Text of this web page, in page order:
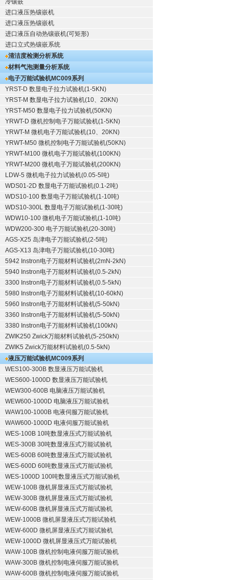
冷镶嵌
进口液压热镶嵌机
进口液压热镶嵌机
进口液压自动热镶嵌机(可矩形)
进口立式热镶嵌系统
清洁度检测分析系统
材料气泡测量分析系统
电子万能试验机MC009系列
YRST-D 数显电子拉力试验机(1-5KN)
YRST-M 数显电子拉力试验机(10、20KN)
YRST-M50 数显电子拉力试验机(50KN)
YRWT-D 微机控制电子万能试验机(1-5KN)
YRWT-M 微机电子万能试验机(10、20KN)
YRWT-M50 微机控制电子万能试验机(50KN)
YRWT-M100 微机电子万能试验机(100KN)
YRWT-M200 微机电子万能试验机(200KN)
LDW-5 微机电子拉力试验机(0.05-5吨)
WDS01-2D 数显电子万能试验机(0.1-2吨)
WDS10-100 数显电子万能试验机(1-10吨)
WDS10-300L 数显电子万能试验机(1-30吨)
WDW10-100 微机电子万能试验机(1-10吨)
WDW200-300 电子万能试验机(20-30吨)
AGS-X25 岛津电子万能试验机(2-5吨)
AGS-X13 岛津电子万能试验机(10-30吨)
5942 Instron电子万能材料试验机(2mN-2kN)
5940 Instron电子万能材料试验机(0.5-2kN)
3300 Instron电子万能材料试验机(0.5-5kN)
5980 Instron电子万能材料试验机(10-60kN)
5960 Instron电子万能材料试验机(5-50kN)
3360 Instron电子万能材料试验机(5-50kN)
3380 Instron电子万能材料试验机(100kN)
ZWIK250 Zwick万能材料试验机(5-250kN)
ZWIK5 Zwick万能材料试验机(0.5-5kN)
液压万能试验机MC009系列
WES100-300B 数显液压万能试验机
WES600-1000D 数显液压万能试验机
WEW300-600B 电脑液压万能试验机
WEW600-1000D 电脑液压万能试验机
WAW100-1000B 电液伺服万能试验机
WAW600-1000D 电液伺服万能试验机
WES-100B 10吨数显液压式万能试验机
WES-300B 30吨数显液压式万能试验机
WES-600B 60吨数显液压式万能试验机
WES-600D 60吨数显液压式万能试验机
WES-1000D 100吨数显液压式万能试验机
WEW-100B 微机屏显液压式万能试验机
WEW-300B 微机屏显液压式万能试验机
WEW-600B 微机屏显液压式万能试验机
WEW-1000B 微机屏显液压式万能试验机
WEW-600D 微机屏显液压式万能试验机
WEW-1000D 微机屏显液压式万能试验机
WAW-100B 微机控制电液伺服万能试验机
WAW-300B 微机控制电液伺服万能试验机
WAW-600B 微机控制电液伺服万能试验机